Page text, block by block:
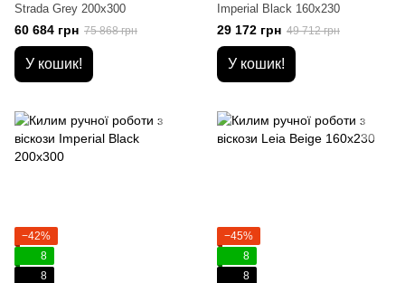
Strada Grey 200x300
60 684 грн 75 868 грн
У кошик!
Imperial Black 160x230
29 172 грн 49 712 грн
У кошик!
−42%
8
8
−45%
8
8